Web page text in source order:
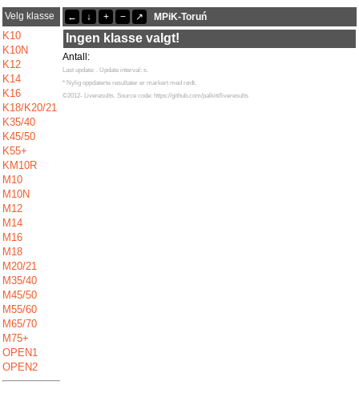
Siste oppdateringer
13:43:53: Ewa Lewoń (K55+) kom i mål med tiden mp
13:18:19: Kornel Prątnicki (
13:11:49: Wiesław Steinke (
Velg klasse ← ↓ + − ↗ MPiK-Toruń
K10
K10N
K12
K14
K16
K18/K20/21
K35/40
K45/50
K55+
KM10R
M10
M10N
M12
M14
M16
M18
M20/21
M35/40
M45/50
M55/60
M65/70
M75+
OPEN1
OPEN2
Ingen klasse valgt!
Antall:
Last update: . Update interval: s.
* Nylig oppdaterte resultater er markert med rødt.
©2012- Liveresults. Source code: https://github.com/palkitt/liveresults